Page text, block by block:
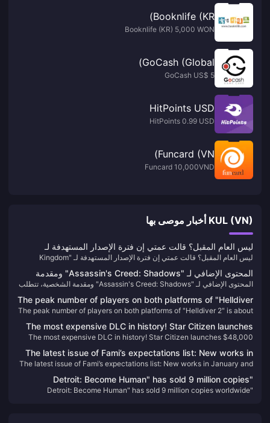
Booknlife (KR)
Booknlife (KR) 5,000 WON
GoCash (Global)
GoCash US$ 5
HitPoints USD
HitPoints 0.99 USD
Funcard (VN)
Funcard 10,000VND
KUL (VN) أخبار موصى بها
ليس العام المقبل؟ قالت عمتي إن فترة الإصدار المستهدفة لـ
"Kingdom Hearts 4" هي عام 2026
ليس العام المقبل؟ قالت عمتي إن فترة الإصدار المستهدفة لـ "Kingdom
المحتوى الإضافي لـ "Assassin's Creed: Shadows" ومقدمة
الشخصية، تتطلب النسخة المادية التثبيت عبر الإنترنتالمحتوى الإضافي لـ "Assassin's Creed: Shadows" ومقدمة الشخصية، تتطلب
The peak number of players on both platforms of "Helldiver
2" is about 500,000, and it has been constantly refreshing
its Steam history recently.
The peak number of players on both platforms of "Helldiver 2" is about
recently.
The most expensive DLC in history! Star Citizen launches
$48,000 bundle
The most expensive DLC in history! Star Citizen launches $48,000
The latest issue of Fami’s expectations list: New works in
January and February are firmly at the top of the list
The latest issue of Fami’s expectations list: New works in January and
"Detroit: Become Human" has sold 9 million copies
worldwide"Detroit: Become Human" has sold 9 million copies worldwide